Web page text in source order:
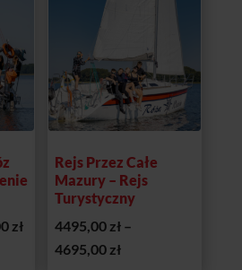
złAktualna
Promocja!
Rejs Przez Całe
Mazury – Rejs
Turystyczny
4495,00 zł –
4695,00 złZakres